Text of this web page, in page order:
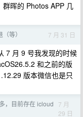
晖的 Photos APP 几
等） 7 月 31 日
7 月 9 号我发现的时候
和之前的版
版本微信也是只
，目前存在 icloud
7 月
29 日